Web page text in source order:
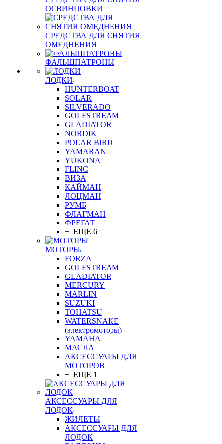
ОСВИНЦОВКИ
СРЕДСТВА ДЛЯ СНЯТИЯ
ОМЕДНЕНИЯ
ФАЛЬШПАТРОНЫ
ЛОДКИ
HUNTERBOAT
SOLAR
SILVERADO
GOLFSTREAM
GLADIATOR
NORDIK
POLAR BIRD
YAMARAN
YUKONA
FLINC
ВИЗА
КАЙМАН
ЛОЦМАН
РУМБ
ФЛАГМАН
ФРЕГАТ
+ ЕЩЕ 6
МОТОРЫ
FORZA
GOLFSTREAM
GLADIATOR
MERCURY
MARLIN
SUZUKI
TOHATSU
WATERSNAKE
(электромоторы)
YAMAHA
МАСЛА
АКСЕССУАРЫ ДЛЯ
МОТОРОВ
+ ЕЩЕ 1
АКСЕССУАРЫ ДЛЯ
ЛОДОК
ЖИЛЕТЫ
АКСЕССУАРЫ ДЛЯ
ЛОДОК